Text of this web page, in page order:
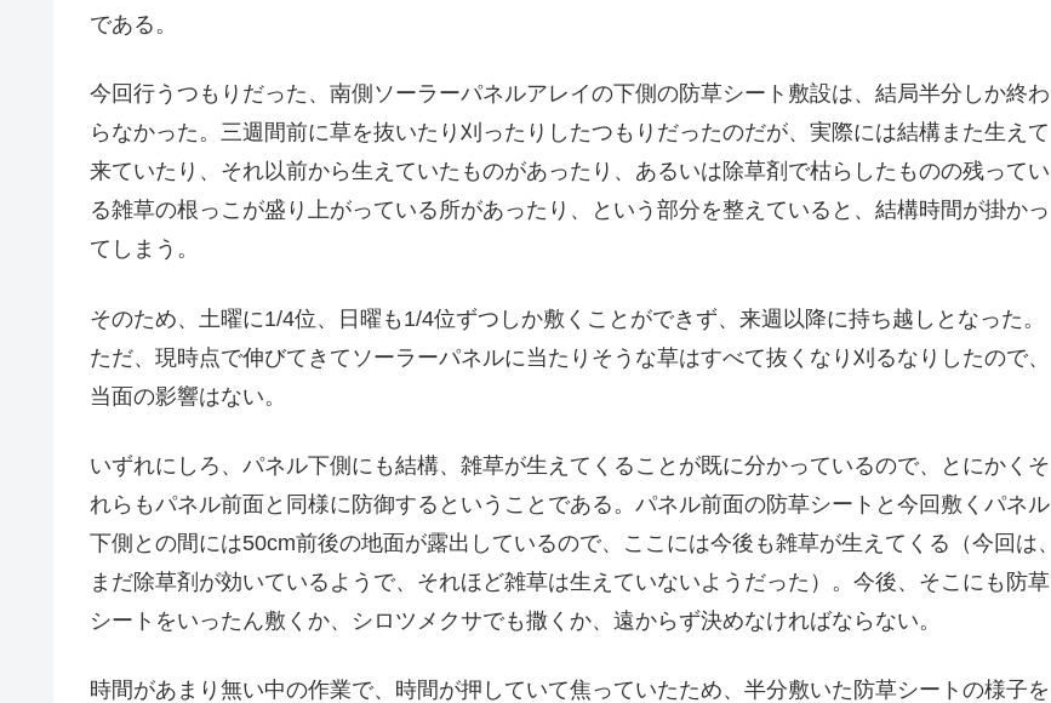
である。
今回行うつもりだった、南側ソーラーパネルアレイの下側の防草シート敷設は、結局半分しか終わ
らなかった。三週間前に草を抜いたり刈ったりしたつもりだったのだが、実際には結構また生えて
来ていたり、それ以前から生えていたものがあったり、あるいは除草剤で枯らしたものの残ってい
る雑草の根っこが盛り上がっている所があったり、という部分を整えていると、結構時間が掛かっ
てしまう。
そのため、土曜に1/4位、日曜も1/4位ずつしか敷くことができず、来週以降に持ち越しとなった。
ただ、現時点で伸びてきてソーラーパネルに当たりそうな草はすべて抜くなり刈るなりしたので、
当面の影響はない。
いずれにしろ、パネル下側にも結構、雑草が生えてくることが既に分かっているので、とにかくそ
れらもパネル前面と同様に防御するということである。パネル前面の防草シートと今回敷くパネル
下側との間には50cm前後の地面が露出しているので、ここには今後も雑草が生えてくる（今回は、
まだ除草剤が効いているようで、それほど雑草は生えていないようだった）。今後、そこにも防草
シートをいったん敷くか、シロツメクサでも撒くか、遠からず決めなければならない。
時間があまり無い中の作業で、時間が押していて焦っていたため、半分敷いた防草シートの様子を